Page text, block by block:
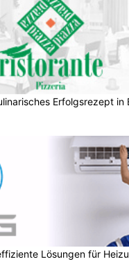
Erfolgsrezept in
Lösungen für